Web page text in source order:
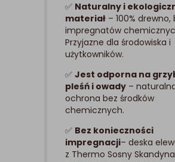
✅ Naturalny i
materiał – 100% drewno,
impregnatów
Przyjazne dla środowiska i
użytkowników.
✅ Jest odporna na
pleśń i owady –
ochrona bez środków
chemicznych.
✅ Bez konieczności
impregnacji– deska
z Thermo Sosny